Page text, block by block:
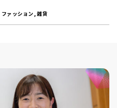
ファッション, 雑貨